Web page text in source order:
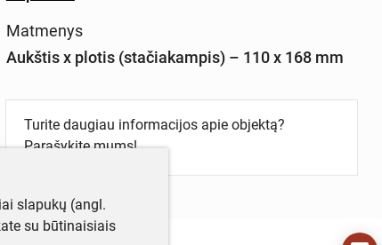
Matmenys
Aukštis x plotis (stačiakampis) – 110 x 168 mm
Turite daugiau informacijos apie objektą?
Parašykite mums!
slapukų (angl.
su būtinaisiais